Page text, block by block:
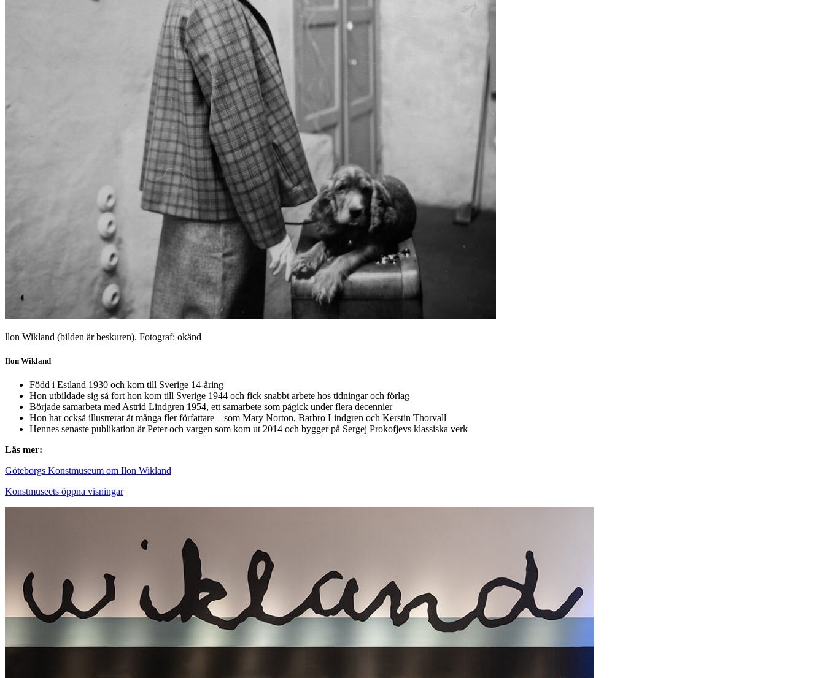
llon Wikland (bilden är beskuren). Fotograf: okänd
Ilon Wikland
Född i Estland 1930 och kom till Sverige 14-åring
Hon utbildade sig så fort hon kom till Sverige 1944 och fick snabbt arbete hos tidningar och förlag
Började samarbeta med Astrid Lindgren 1954, ett samarbete som pågick under flera decennier
Hon har också illustrerat åt många fler författare – som Mary Norton, Barbro Lindgren och Kerstin Thorvall
Hennes senaste publikation är Peter och vargen som kom ut 2014 och bygger på Sergej Prokofjevs klassiska verk
Läs mer:
Göteborgs Konstmuseum om Ilon Wikland
Konstmuseets öppna visningar